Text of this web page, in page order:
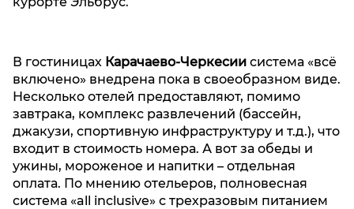
В гостиницах Карачаево-Черкесии система «всё
включено» внедрена пока в своеобразном виде.
Несколько отелей предоставляют, помимо
завтрака, комплекс развлечений (бассейн,
джакузи, спортивную инфраструктуру и т.д.), что
входит в стоимость номера. А вот за обеды и
ужины, мороженое и напитки – отдельная
оплата. По мнению отельеров, полновесная
система «all inclusive» с трехразовым питанием